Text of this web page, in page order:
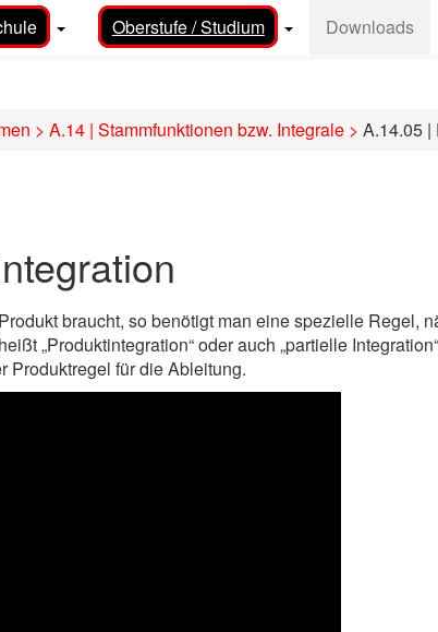
Oberstufe / Studium Downloads
> A.14 | Stammfunktionen bzw. Integrale > A.14.05 |
braucht, so benötigt man eine spezielle Regel,
„Produktintegration“ oder auch „partielle
Produktregel für die Ableitung.